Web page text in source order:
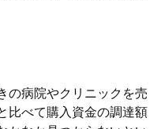
の病院やクリニックを売
比べて購入資金の調達額